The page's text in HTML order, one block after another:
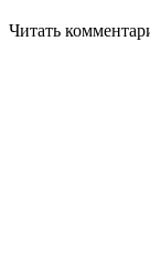
Читать